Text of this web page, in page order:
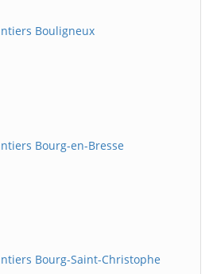
Bouligneux
Bourg-en-Bresse
Bourg-Saint-Christophe